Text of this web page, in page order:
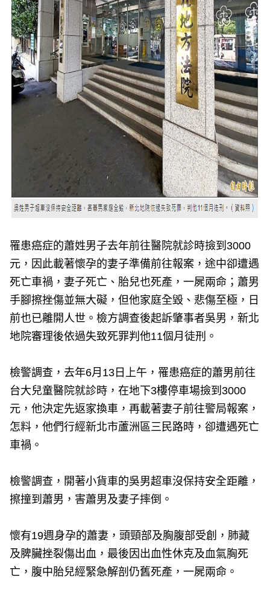
罹患癌症的蕭姓男子去年前往醫院就診時撿到3000
元，因此載著懷孕的妻子準備前往報案，途中卻遭遇
死亡車禍，妻子死亡、胎兒也死產，一屍兩命；蕭男
手腳擦挫傷並無大礙，但他家庭全毀、悲傷至極，日
前也已離開人世。檢方調查後起訴肇事者吳男，新北
地院審理後依過失致死罪判他11個月徒刑。
檢警調查，去年6月13日上午，罹患癌症的蕭男前往
台大兒童醫院就診時，在地下3樓停車場撿到3000
元，他決定先返家換車，再載著妻子前往警局報案，
怎料，他們行經新北市蘆洲區三民路時，卻遭遇死亡
車禍。
檢警調查，開著小貨車的吳男超車沒保持安全距離，
擦撞到蕭男，害蕭男及妻子摔倒。
懷有19週身孕的蕭妻，頭頸部及胸腹部受創，肺藏
及脾臟挫裂傷出血，最後因出血性休克及血氣胸死
亡，腹中胎兒經緊急解剖仍舊死產，一屍兩命。